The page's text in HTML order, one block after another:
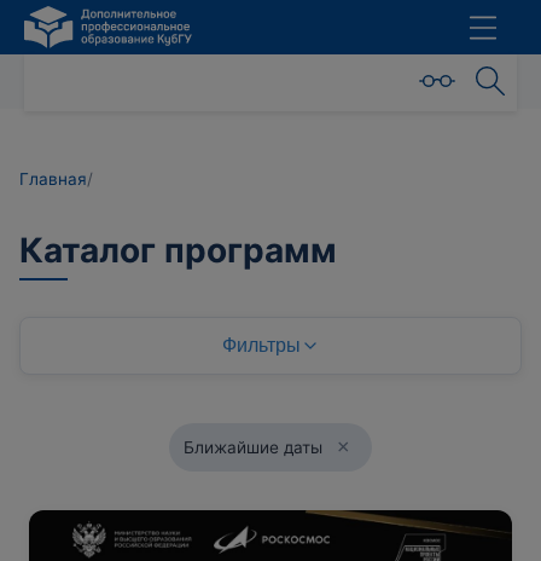
Главная/
Каталог программ
Фильтры
Ближайшие даты ×